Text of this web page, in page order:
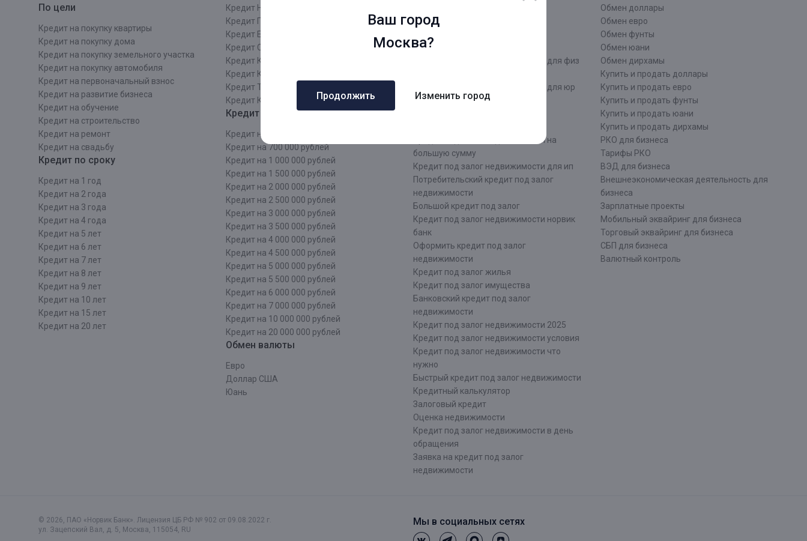
Ваш город
Москва?
Продолжить Изменить город
По цели
Кредит на покупку квартиры
Кредит на покупку дома
Кредит на покупку земельного участка
Кредит на покупку автомобиля
Кредит на первоначальный взнос
Кредит на развитие бизнеса
Кредит на обучение
Кредит на строительcтво
Кредит на ремонт
Кредит на свадьбу
Кредит по сроку
Кредит на 1 год
Кредит на 2 года
Кредит на 3 года
Кредит на 4 года
Кредит на 5 лет
Кредит на 6 лет
Кредит на 7 лет
Кредит на 8 лет
Кредит на 9 лет
Кредит на 10 лет
Кредит на 15 лет
Кредит на 20 лет
Кредит Нижний Новгород
Кредит Пермь
Кредит Екатеринбург
Кредит Сочи
Кредит Краснодар
Кредит Казань
Кредит Татарстан
Кредит Калининград
Кредит по сумме
Кредит на 500 000 рублей
Кредит на 700 000 рублей
Кредит на 1 000 000 рублей
Кредит на 1 500 000 рублей
Кредит на 2 000 000 рублей
Кредит на 2 500 000 рублей
Кредит на 3 000 000 рублей
Кредит на 3 500 000 рублей
Кредит на 4 000 000 рублей
Кредит на 4 500 000 рублей
Кредит на 5 000 000 рублей
Кредит на 5 500 000 рублей
Кредит на 6 000 000 рублей
Кредит на 7 000 000 рублей
Кредит на 10 000 000 рублей
Кредит на 20 000 000 рублей
Обмен валюты
Евро
Доллар США
Юань
документы
недвижимости
Кредит под залог недвижимости для физ
Кредит под залог недвижимости для юр
лица
Кредит под залог недвижимости на
большую сумму
Кредит под залог недвижимости для ип
Потребительский кредит под залог
недвижимости
Большой кредит под залог
Кредит под залог недвижимости норвик
банк
Оформить кредит под залог
недвижимости
Кредит под залог жилья
Кредит под залог имущества
Банковский кредит под залог
недвижимости
Кредит под залог недвижимости 2025
Кредит под залог недвижимости условия
Кредит под залог недвижимости что
нужно
Быстрый кредит под залог недвижимости
Кредитный калькулятор
Залоговый кредит
Оценка недвижимости
Кредит под залог недвижимости в день
обращения
Заявка на кредит под залог
недвижимости
Обмен доллары
Обмен евро
Обмен фунты
Обмен юани
Обмен дирхамы
Купить и продать доллары
Купить и продать евро
Купить и продать фунты
Купить и продать юани
Купить и продать дирхамы
РКО для бизнеса
Тарифы РКО
ВЭД для бизнеса
Внешнеэкономическая деятельность для
бизнеса
Зарплатные проекты
Мобильный эквайринг для бизнеса
Торговый эквайринг для бизнеса
СБП для бизнеса
Валютный контроль
© 2026, ПАО «Норвик Банк». Лицензия ЦБ РФ № 902 от 09.08.2022 г.
ул. Зацепский Вал, д. 5, Москва, 115054, RU
Мы в социальных сетях